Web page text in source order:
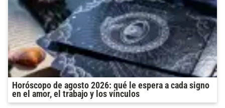
Horóscopo de agosto 2026: qué le espera a cada signo
en el amor, el trabajo y los vínculos